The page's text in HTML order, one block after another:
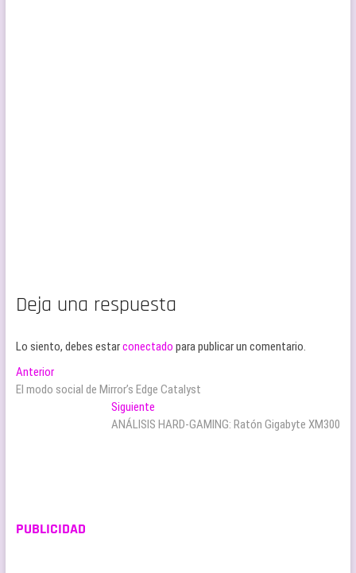
Deja una respuesta
Lo siento, debes estarconectado para publicar un comentario.
Navegación
de
AnteriorEntrada
anterior:
El modo social de Mirror’s Edge Catalyst
Siguiente
siguiente:
ANÁLISIS HARD-GAMING: Ratón Gigabyte XM300
PUBLICIDAD